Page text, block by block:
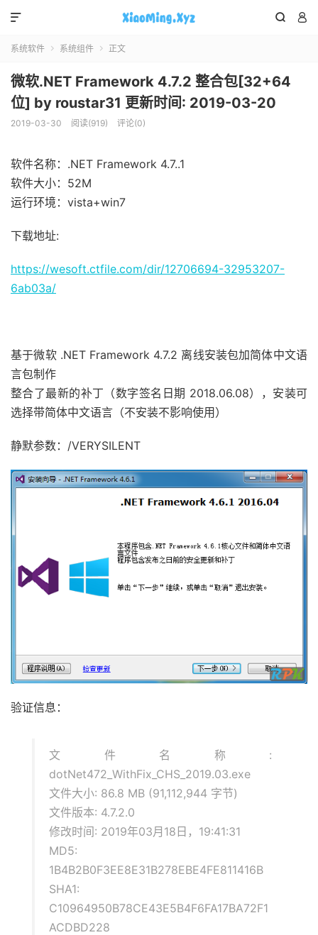
 

系统软件  系统组件  正文
微软.NET Framework 4.7.2 整合包[32+64
位] by roustar31 更新时间: 2019-03-20
2019-03-30 阅读(919) 评论(0)
软件名称：.NET Framework 4.7..1
软件大小：52M
运行环境：vista+win7
下载地址:
https://wesoft.ctfile.com/dir/12706694-32953207-
6ab03a/
基于微软 .NET Framework 4.7.2 离线安装包加简体中文语
言包制作
整合了最新的补丁（数字签名日期 2018.06.08），安装可
选择带简体中文语言（不安装不影响使用）
静默参数：/VERYSILENT
验证信息：
文件名称:
dotNet472_WithFix_CHS_2019.03.exe
文件大小: 86.8 MB (91,112,944 字节)
文件版本: 4.7.2.0
修改时间: 2019年03月18日，19:41:31
MD5:
1B4B2B0F3EE8E31B278EBE4FE811416B
SHA1:
C10964950B78CE43E5B4F6FA17BA72F1
ACDBD228